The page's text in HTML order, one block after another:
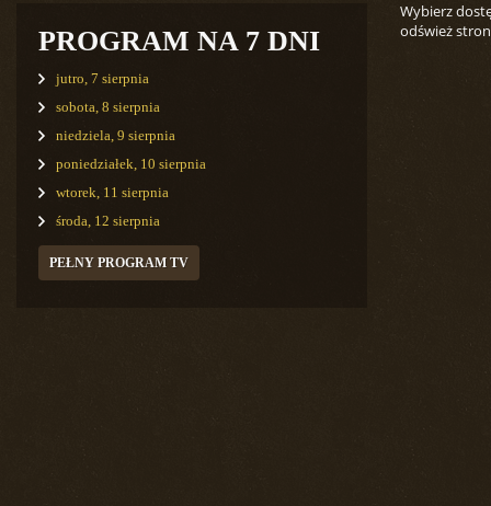
PROGRAM NA 7 DNI
jutro, 7 sierpnia
sobota, 8 sierpnia
niedziela, 9 sierpnia
poniedziałek, 10 sierpnia
wtorek, 11 sierpnia
środa, 12 sierpnia
PEŁNY PROGRAM TV
Wybierz
odśwież